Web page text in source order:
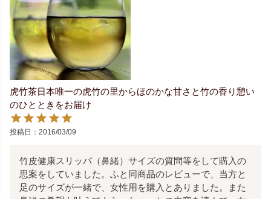
虎竹茶日本唯一の虎竹の里からほのかな甘さと竹の香り憩い
のひとときをお届け
投稿日 2016/03/09
竹皮健康スリッパ（鼻緒）サイズの質問等をして購入の
思案をしていました。ふと同商品のレビューで、当方と
足のサイズが一緒で、女性用を購入とありました。また